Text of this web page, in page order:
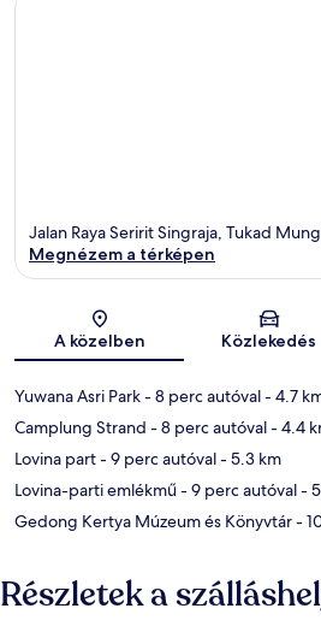
Térkép
Jalan Raya Seririt Singraja, Tukad
Megnézem a térképen
A közelben Közlekedés
Yuwana Asri Park- 8 perc autóval- 4.7
Camplung Strand - 8 perc autóval- 4.4
Lovina part- 9 perc autóval- 5.3 km
Lovina-parti emlékmű - 9 perc autóval-
Gedong Kertya Múzeum és Könyvtár-
Részletek a